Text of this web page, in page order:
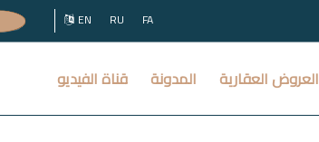
EN RU FA
العروض العقارية المدونة قناة الفيديو